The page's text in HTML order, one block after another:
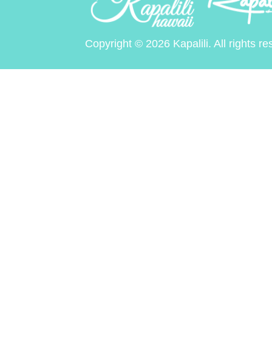
Copyright © 2026 Kapalili. All rights